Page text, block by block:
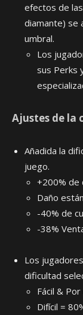
efectos de
diamante) se
umbral.
Los
sus Perks
Ajustes de la
Añadida la
juego.
+200% de
Daño
-40% de
-38%
Los
dificultad
Fácil &
Difícil =